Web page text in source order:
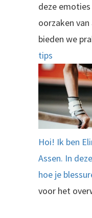
deze
oorzaken
bieden we
tips
Hoi! Ik ben
Assen. In
hoe je
voor het